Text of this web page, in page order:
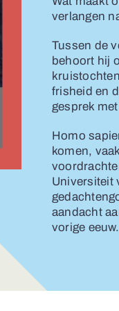
verlangen
Tussen de
behoort hij
frisheid en
gesprek
Homo
komen,
Universiteit
aandacht
vorige eeuw.